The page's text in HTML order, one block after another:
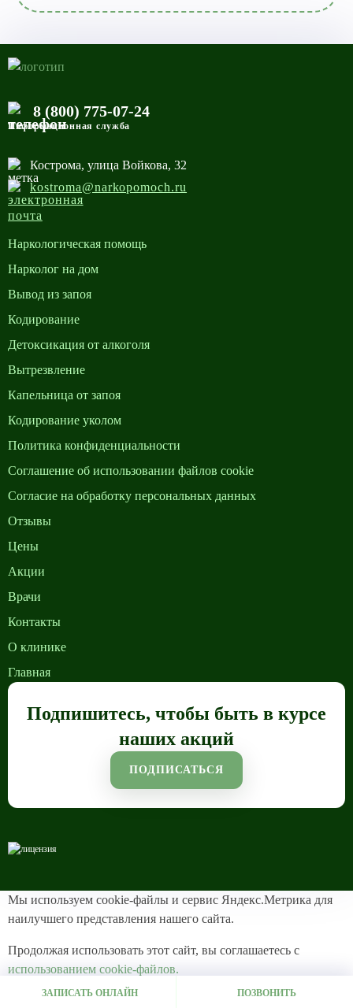
8 (800) 775-07-24
Информационная служба
Кострома, улица Войкова, 32
kostroma@narkopomoch.ru
Наркологическая помощь
Нарколог на дом
Вывод из запоя
Кодирование
Детоксикация от алкоголя
Вытрезвление
Капельница от запоя
Кодирование уколом
Политика конфиденциальности
Cоглашение об использовании файлов cookie
Согласие на обработку персональных данных
Отзывы
Цены
Акции
Врачи
Контакты
О клинике
Главная
Подпишитесь, чтобы быть в курсе
наших акций
ПОДПИСАТЬСЯ
ЗАПИСАТЬ ОНЛАЙН ПОЗВОНИТЬ
Мы используем cookie-файлы и сервис Яндекс.Метрика для
наилучшего представления нашего сайта.
Продолжая использовать этот сайт, вы соглашаетесь с
использованием cookie-файлов.
Хорошо, не показывать снова